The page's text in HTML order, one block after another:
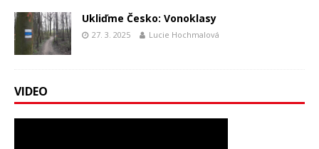
Ukliďme Česko: Vonoklasy
27. 3. 2025 Lucie Hochmalová
VIDEO